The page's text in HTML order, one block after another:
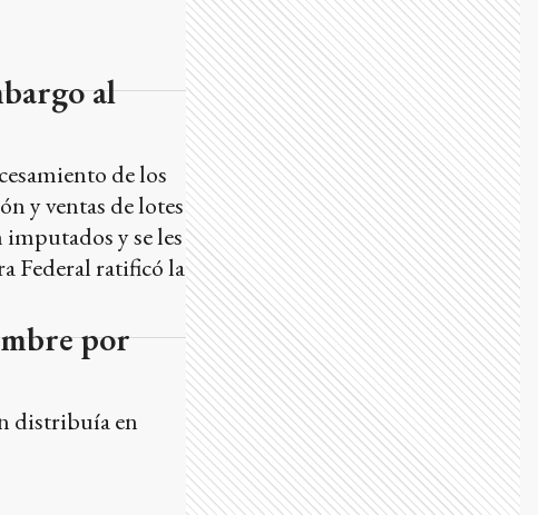
al
de los
y ventas de lotes
y se les
Federal ratificó la
por
distribuía en